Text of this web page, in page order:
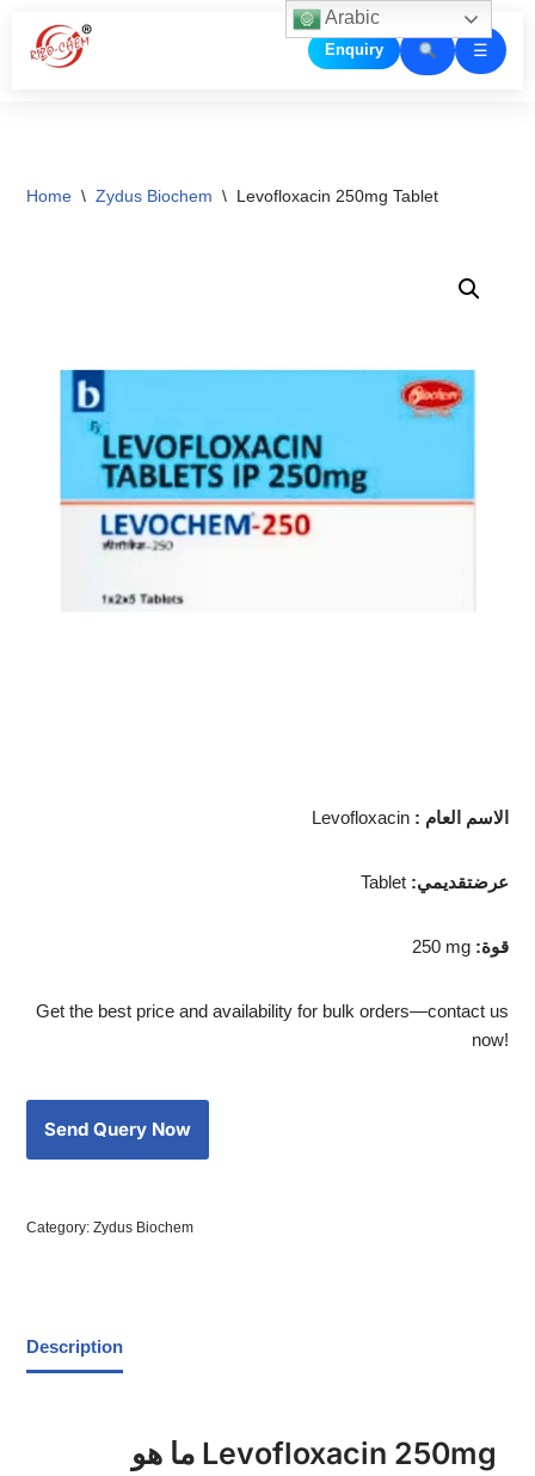
Skip
Enquiry ☰
Home \ Zydus Biochem \ Levofloxacin 250mg Tablet
Levofloxacin : الاسم العام
Tablet :عرضتقديمي
250 mg :قوة
Get the best price and availability for bulk orders—contact us
now!
Category: Zydus Biochem
Description
ما هو Levofloxacin 250mg
Arabic